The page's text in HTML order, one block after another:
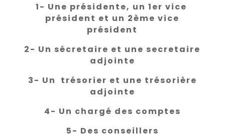
1- Une présidente, un 1er vice
président et un 2ème vice
président
2- Un sécretaire et une secretaire
adjointe
3- Un trésorier et une trésorière
adjointe
4- Un chargé des comptes
5- Des conseillers